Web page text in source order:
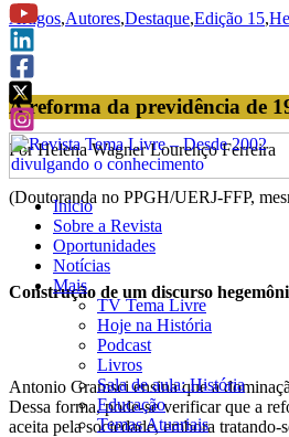
Inicio
Sobre a Revista
Oportunidades
Notícias
Mais
TV Tema Livre
Hoje na História
Podcast
Livros
Sala de aula: História
Educação
Temas Atuariais
Artigos,Autores,Destaque,Edição 15,
A reforma da previdência de
Por Helena Wagner Lourenço Ferreira
(Doutoranda no PPGH/UERJ-FFP,
Construção de um discurso
Antonio Gramsci ensina que a
Dessa forma, pode-se verificar que a
aceita pela sociedade, embora